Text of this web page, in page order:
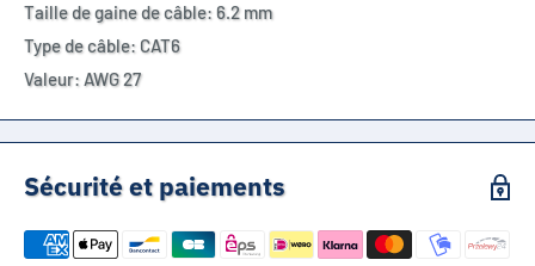
Taille de gaine de câble: 6.2 mm
Type de câble: CAT6
Valeur: AWG 27
Sécurité et paiements